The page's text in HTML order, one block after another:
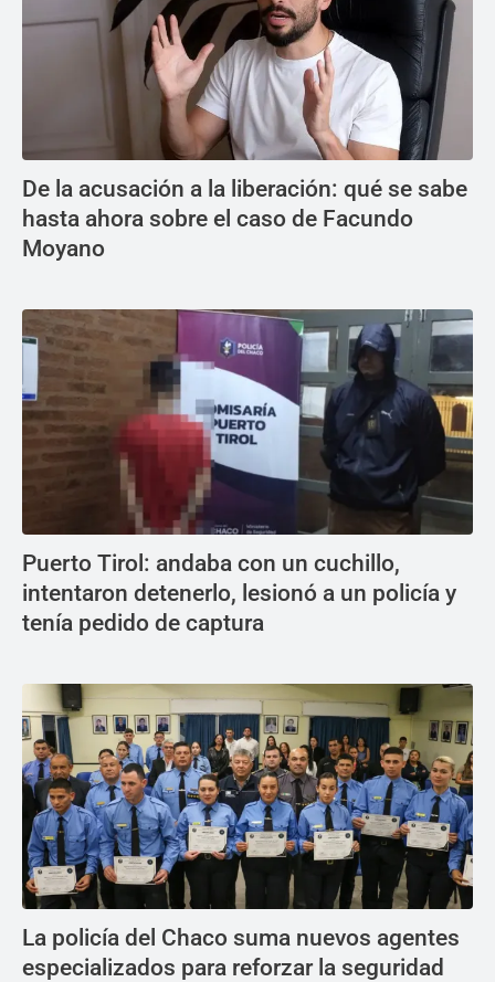
De la acusación a la liberación: qué se sabe
hasta ahora sobre el caso de Facundo
Moyano
Puerto Tirol: andaba con un cuchillo,
intentaron detenerlo, lesionó a un policía y
tenía pedido de captura
La policía del Chaco suma nuevos agentes
especializados para reforzar la seguridad